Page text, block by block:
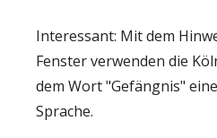
Interessant: Mit dem
Fenster verwenden die
dem Wort "Gefängnis"
Sprache.